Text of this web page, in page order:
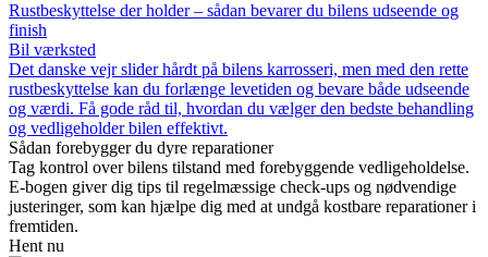
Rustbeskyttelse der holder – sådan bevarer du bilens udseende og
finish
Bil værksted
Det danske vejr slider hårdt på bilens karrosseri, men med den rette
rustbeskyttelse kan du forlænge levetiden og bevare både udseende
og værdi. Få gode råd til, hvordan du vælger den bedste behandling
og vedligeholder bilen effektivt.
Sådan forebygger du dyre reparationer
Tag kontrol over bilens tilstand med forebyggende vedligeholdelse.
E-bogen giver dig tips til regelmæssige check-ups og nødvendige
justeringer, som kan hjælpe dig med at undgå kostbare reparationer i
fremtiden.
Hent nu